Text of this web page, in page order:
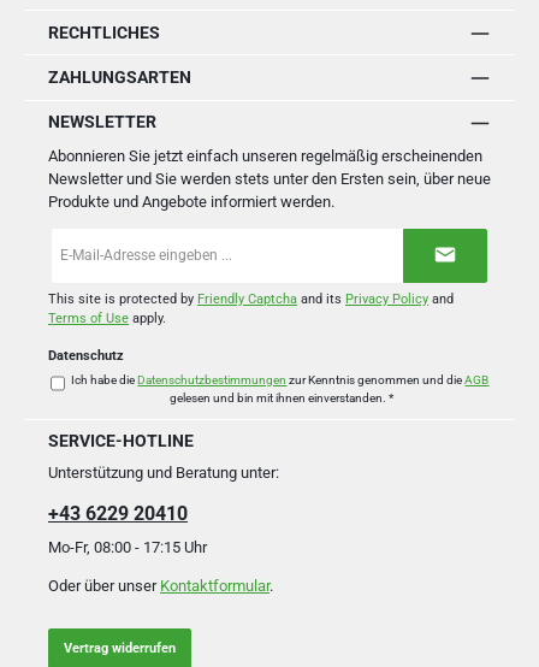
RECHTLICHES
ZAHLUNGSARTEN
NEWSLETTER
Abonnieren Sie jetzt einfach unseren regelmäßig erscheinenden
Newsletter und Sie werden stets unter den Ersten sein, über neue
Produkte und Angebote informiert werden.
Mail-
*
This site is protected by Friendly Captcha and its Privacy Policy and
Terms of Use apply.
Datenschutz
Ich habe dieDatenschutzbestimmungen zur Kenntnis genommen und dieAGB
gelesen und bin mit ihnen einverstanden. *
SERVICE-HOTLINE
Unterstützung und Beratung unter:
+43 6229 20410
Mo-Fr, 08:00 - 17:15 Uhr
Oder über unser Kontaktformular.
Vertrag widerrufen